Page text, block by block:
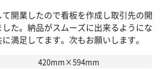
開業したので看板を作成し取引先の開
た。納品がスムーズに出来るようにな
満足してます。次もお願いします。
420mm×594mm